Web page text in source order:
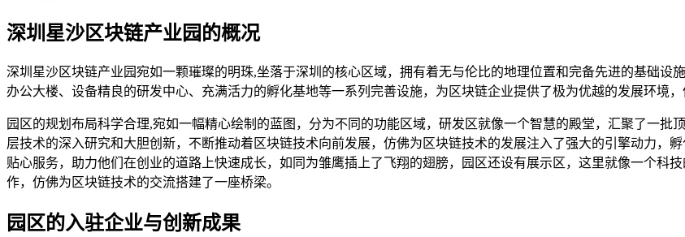
深圳星沙区块链产业园的概况
深圳星沙区块链产业园宛如一颗璀璨的明珠,坐落于深圳的核心区域，拥有着无与伦比的地理位置和完备先进的基础设
办公大楼、设备精良的研发中心、充满活力的孵化基地等一系列完善设施，为区块链企业提供了极为优越的发展环境
园区的规划布局科学合理,宛如一幅精心绘制的蓝图，分为不同的功能区域，研发区就像一个智慧的殿堂，汇聚了一
层技术的深入研究和大胆创新，不断推动着区块链技术向前发展，仿佛为区块链技术的发展注入了强大的引擎动力，
贴心服务，助力他们在创业的道路上快速成长，如同为雏鹰插上了飞翔的翅膀，园区还设有展示区，这里就像一个科
作，仿佛为区块链技术的交流搭建了一座桥梁。
园区的入驻企业与创新成果